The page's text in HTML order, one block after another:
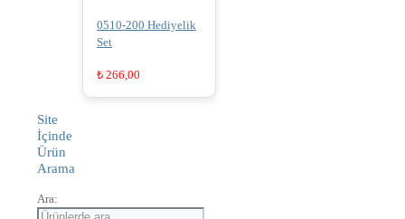
0510-200 Hediyelik
Set
₺ 266,00
Site
İçinde
Ürün
Arama
Ara: